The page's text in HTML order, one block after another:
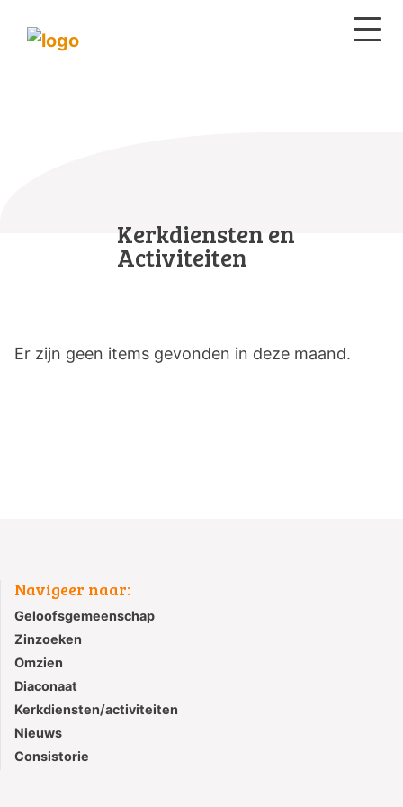
Kerkdiensten en
Activiteiten
Er zijn geen items gevonden in deze maand.
Navigeer naar:
Geloofsgemeenschap
Zinzoeken
Omzien
Diaconaat
Kerkdiensten/activiteiten
Nieuws
Consistorie